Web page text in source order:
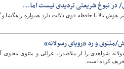
در نبوغ شریعتی تردیدی نیست اما...
هوش بالا یا حافظه قوی دلالت دارد همواره راهگشا
مثنوی و رد «رویای رسولانه»
شواهدی را از ملاصدرا، غزالی و مثنوی
کرده است.